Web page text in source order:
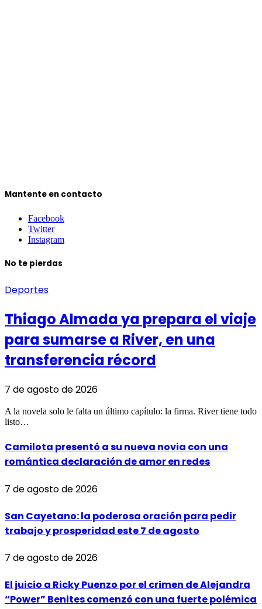
Mantente en contacto
Facebook
Twitter
Instagram
No te pierdas
Deportes
Thiago Almada ya prepara el viaje
para sumarse a River, en una
transferencia récord
7 de agosto de 2026
A la novela solo le falta un último capítulo: la firma. River tiene todo
listo…
Camilota presentó a su nueva novia con una
romántica declaración de amor en redes
7 de agosto de 2026
San Cayetano: la poderosa oración para pedir
trabajo y prosperidad este 7 de agosto
7 de agosto de 2026
El juicio a Ricky Puenzo por el crimen de Alejandra
“Power” Benites comenzó con una fuerte polémica